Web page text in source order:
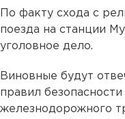
По факту схода с
поезда на станции
уголовное дело.
Виновные будут
правил
железнодорожного